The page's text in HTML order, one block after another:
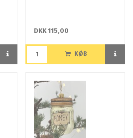
DKK 115,00
KØB